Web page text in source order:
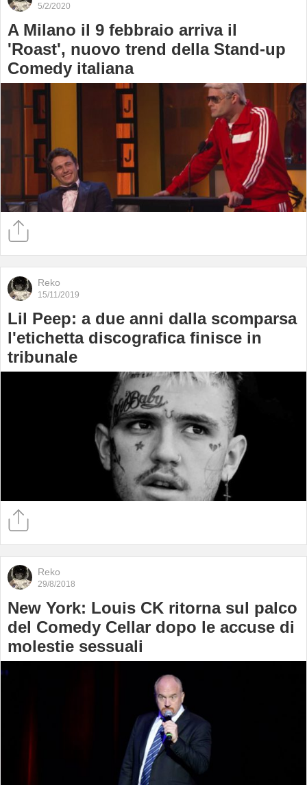
5/2/2020
A Milano il 9 febbraio arriva il
'Roast', nuovo trend della Stand-up
Comedy italiana
Reko
15/11/2019
Lil Peep: a due anni dalla scomparsa
l'etichetta discografica finisce in
tribunale
Reko
29/8/2018
New York: Louis CK ritorna sul palco
del Comedy Cellar dopo le accuse di
molestie sessuali